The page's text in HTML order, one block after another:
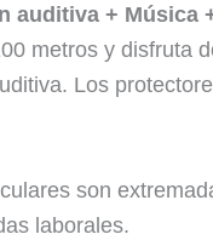
auditiva + Música
metros y disfruta
Los
son
laborales.